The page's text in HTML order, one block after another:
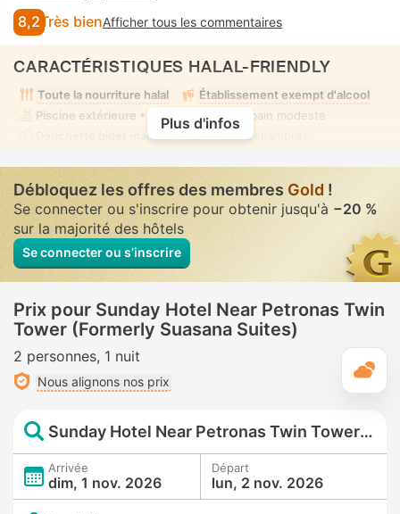
8,2 Très bienAfficher tous les commentaires
CARACTÉRISTIQUES HALAL-FRIENDLY
Toute la nourriture halal
Établissement exempt d'alcool
Piscine extérieure • Mixte • Tenue de bain modeste
Douchette bidet manuel
• Dans toutes chambres
Plus d'infos
Débloquez les offres des membres Gold !
Se connecter ou s'inscrire pour obtenir jusqu'à −20 %
sur la majorité des hôtels
Se connecter ou s’inscrire
Prix pour Sunday Hotel Near Petronas Twin
Tower (Formerly Suasana Suites)
2 personnes 1 nuit
Nous alignons nos prix
Sunday Hotel Near Petronas Twin Tower (Formerly Suasana Suites)
Arrivée
dim, 1 nov. 2026
Départ
lun, 2 nov. 2026